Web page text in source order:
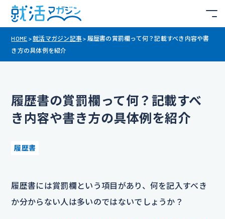
HOME >就活マガジン記事 > 履歴書の賞罰欄って何？記載すべき内容や書
き方の具体例を紹介
履歴書の賞罰欄って何？記載すべ
き内容や書き方の具体例を紹介
履歴書
履歴書には賞罰欄という項目があり、何を記入すべき
か分からない人は多いのではないでしょうか？